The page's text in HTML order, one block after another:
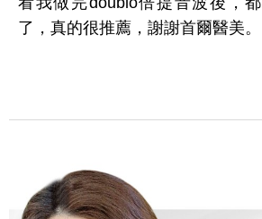
了，真的很推薦，謝謝首爾醫美。